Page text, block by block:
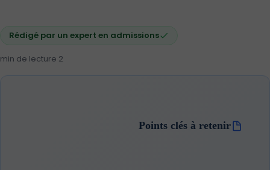
Rédigé par un expert en admissions
Points clés à retenir